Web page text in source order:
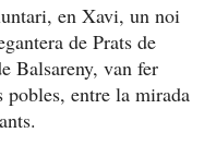
en Xavi, un noi
de Prats de
Balsareny, van fer
entre la mirada